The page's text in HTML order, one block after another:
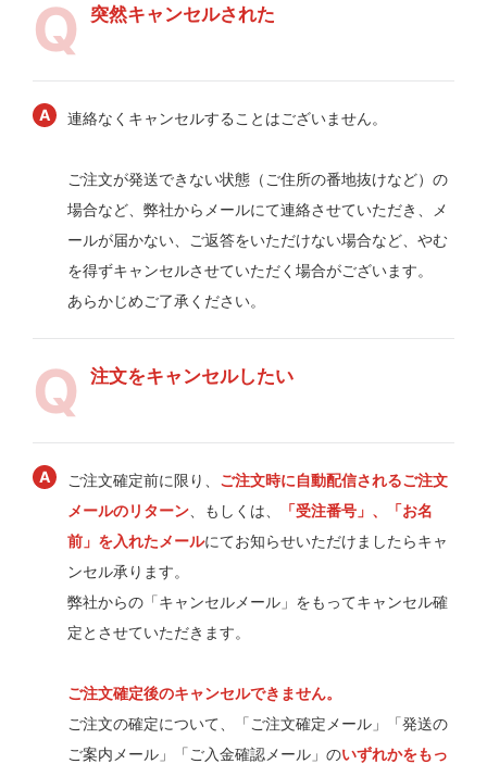
突然キャンセルされた
連絡なくキャンセルすることはございません。
ご注文が発送できない状態（ご住所の番地抜けなど）の
場合など、弊社からメールにて連絡させていただき、メ
ールが届かない、ご返答をいただけない場合など、やむ
を得ずキャンセルさせていただく場合がございます。
あらかじめご了承ください。
注文をキャンセルしたい
ご注文確定前に限り、 ご注文時に自動配信されるご注文
メールのリターン 、もしくは、
「受注番号」、「お名
前」を入れたメールにてお知らせいただけましたらキャ
ンセル承ります。
弊社からの「キャンセルメール」をもってキャンセル確
定とさせていただきます。
ご注文確定後のキャンセルできません。
ご注文の確定について、「ご注文確定メール」「発送の
ご案内メール」「ご入金確認メール」のいずれかをもっ